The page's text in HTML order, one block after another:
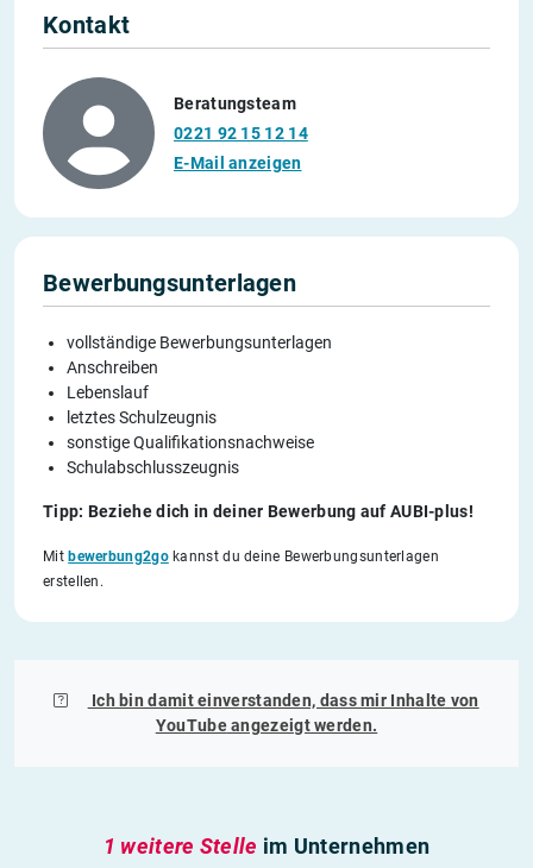
Kontakt
Beratungsteam
0221 92 15 12 14
E-Mail anzeigen
Bewerbungsunterlagen
vollständige Bewerbungsunterlagen
Anschreiben
Lebenslauf
letztes Schulzeugnis
sonstige Qualifikationsnachweise
Schulabschlusszeugnis
Tipp: Beziehe dich in deiner Bewerbung auf AUBI-plus!
Mit bewerbung2gokannst du deine Bewerbungsunterlagen
erstellen.
Ich bin damit einverstanden, dass mir Inhalte von
YouTubeangezeigt werden.
1 weitere Stelle im Unternehmen